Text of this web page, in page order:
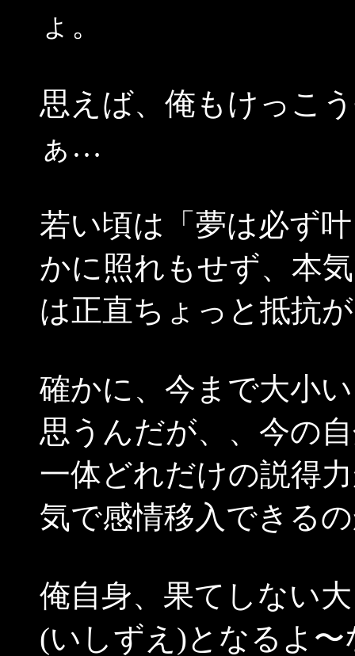
ょ。
思えば、俺もけっこ
ぁ…
若い頃は「夢は必ず
かに照れもせず、本
は正直ちょっと抵抗
確かに、今まで大小
思うんだが、、今の
一体どれだけの説得
気で感情移入できる
俺自身、果てしない
(いしずえ)となるよ